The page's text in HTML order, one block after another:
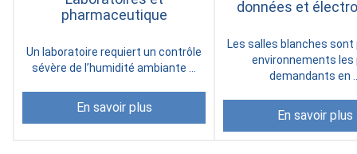
pharmaceutique
Un laboratoire requiert un contrôle
sévère de l’humidité ambiante ...
En savoir plus
données et
Les salles blanches sont
environnements les
demandants en
En savoir plus